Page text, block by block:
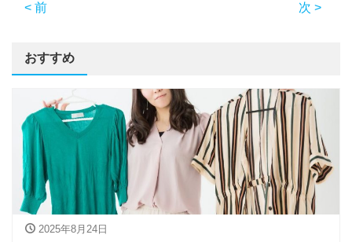
< 前 次 >
おすすめ
2025年8月24日